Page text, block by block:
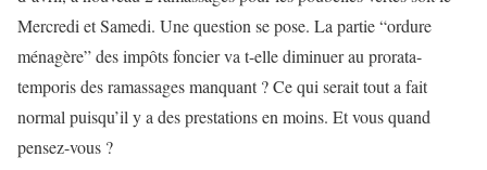
Mercredi et Samedi. Une question se pose. La partie “ordure
ménagère” des impôts foncier va t-elle diminuer au prorata-
temporis des ramassages manquant ? Ce qui serait tout a fait
normal puisqu’il y a des prestations en moins. Et vous quand
pensez-vous ?